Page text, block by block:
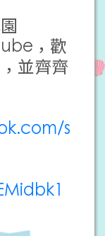
，歡
並齊齊
s